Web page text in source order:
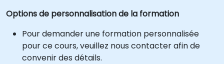
Options de personnalisation de la formation
Pour demander une formation personnalisée
pour ce cours, veuillez nous contacter afin de
convenir des détails.